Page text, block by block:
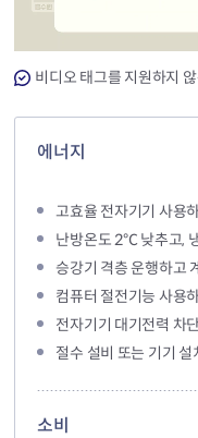
비디오 태그를 지원하지
에너지
고효율 전자기기 사용
난방온도 2℃ 낮추고,
승강기 격층 운행하고
컴퓨터 절전기능 사용
전자기기 대기전력 차
절수 설비 또는 기기 설
소비